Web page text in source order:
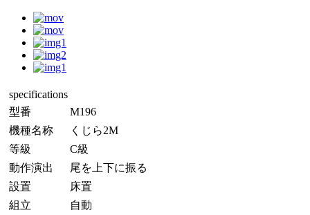
specifications
型番
M196
機種名称
くじら2M
等級
C級
動作演出
尾を上下に振る
設置
床置
組立
自動